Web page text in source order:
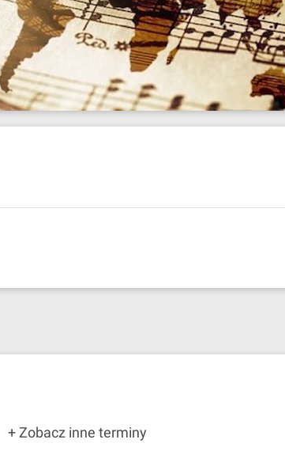
+ Zobacz inne terminy